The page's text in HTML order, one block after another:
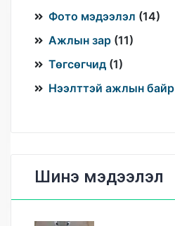
Фото мэдээлэл (14)
Ажлын зар (11)
Төгсөгчид (1)
Нээлттэй ажлын байр
Шинэ мэдээлэл